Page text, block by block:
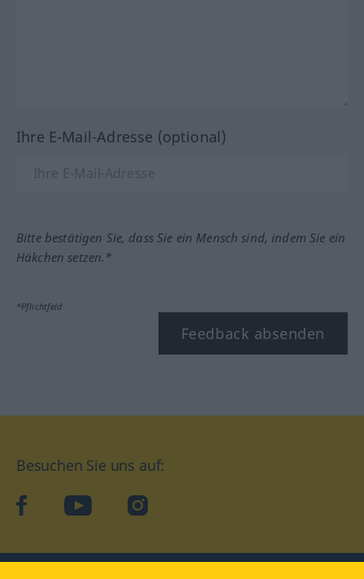
Ihre E-Mail-Adresse (optional)
Bitte bestätigen Sie, dass Sie ein Mensch sind, indem Sie ein
Häkchen setzen.*
*Pflichtfeld
Feedback absenden
Besuchen Sie uns auf:
facebookYouTube Instagram